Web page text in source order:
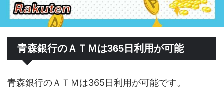
青森銀行のＡＴＭは365日利用が可能
青森銀行のＡＴＭは365日利用が可能です。